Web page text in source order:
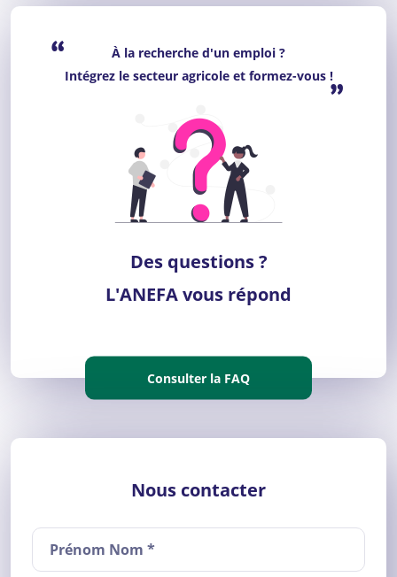
“
À la recherche d'un emploi ?
Intégrez le secteur agricole et formez-vous !”
Des questions ?
L'ANEFA vous répond
Consulter la FAQ
Nous contacter